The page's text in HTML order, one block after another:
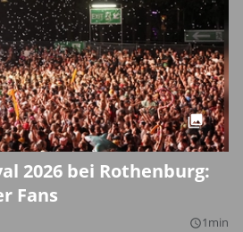
2026 bei Rothenburg:
Fans
query_builder1min